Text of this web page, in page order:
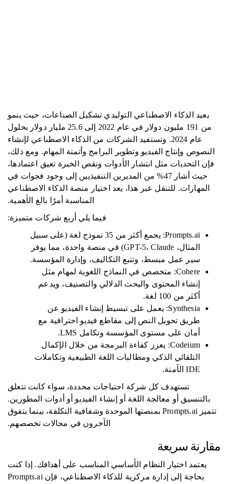
يعيد الذكاء الاصطناعي التوليدي تشكيل الصناعات، حيث ينمو
من 191 مليون دولار في عام 2022 إلى 25.6 مليار دولار بحلول
عام 2024. وتستفيد الشركات من الذكاء الاصطناعي لإنشاء
النصوص وإنتاج الفيديو وتطوير البرامج وأتمتة المهام. ومع ذلك،
فإن التحديات مثل انتشار الأدوات ونقص الخبرة تعيق اعتمادها،
حيث أشار 47% من المديرين التنفيذيين إلى وجود فجوات في
المهارات. للتنقل عبر هذا، يعد اختيار منصة الذكاء الاصطناعي
المناسبة أمرًا بالغ الأهمية.
فيما يلي أربع شركات متميزة:
Prompts.ai: يجمع أكثر من 35 نموذج لغة (على سبيل
المثال، GPT-5، Claude) في منصة واحدة، مما يوفر
سير عمل مبسط، وتتبع التكاليف، وإدارة المؤسسة.
Cohere: متخصص في النماذج اللغوية لمهام مثل
إنشاء المحتوى والبحث الدلالي والتصنيف، ويدعم
أكثر من 100 لغة.
Synthesia: يعمل على تبسيط إنشاء الفيديو عن
طريق تحويل النص إلى مقاطع فيديو احترافية مع
أمان على مستوى المؤسسة وتكامل LMS.
Codeium: يعزز كفاءة البرمجة من خلال الإكمال
التلقائي الذكي ومطالبات اللغة الطبيعية وتكاملات
IDE الآمنة.
تستهدف كل شركة احتياجات محددة، سواء كانت تتعلق
بالتنسيق أو معالجة اللغة أو إنشاء الفيديو أو أدوات المطورين.
تتميز Prompts.ai بمنصتها الموحدة وشفافية التكلفة، بينما يتفوق
الآخرون في مجالات تخصصهم.
مقارنة سريعة
يعتمد اختيار النظام الأساسي المناسب على أهدافك. إذا كنت
بحاجة إلى إدارة مركزية للذكاء الاصطناعي، فإن Prompts.ai